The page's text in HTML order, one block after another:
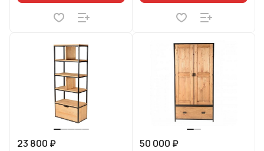
23 800 ₽
50 000 ₽